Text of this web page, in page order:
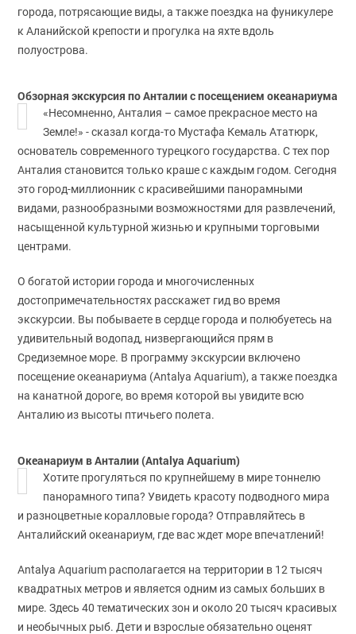
города, потрясающие виды, а также поездка на фуникулере
к Аланийской крепости и прогулка на яхте вдоль
полуострова.
Обзорная экскурсия по Анталии с посещением океанариума
«Несомненно, Анталия – самое прекрасное место на
Земле!» - сказал когда-то Мустафа Кемаль Ататюрк,
основатель современного турецкого государства. С тех пор
Анталия становится только краше с каждым годом. Сегодня
это город-миллионник с красивейшими панорамными
видами, разнообразными возможностями для развлечений,
насыщенной культурной жизнью и крупными торговыми
центрами.
О богатой истории города и многочисленных
достопримечательностях расскажет гид во время
экскурсии. Вы побываете в сердце города и полюбуетесь на
удивительный водопад, низвергающийся прям в
Средиземное море. В программу экскурсии включено
посещение океанариума (Antalya Aquarium), а также поездка
на канатной дороге, во время которой вы увидите всю
Анталию из высоты птичьего полета.
Океанариум в Анталии (Antalya Aquarium)
Хотите прогуляться по крупнейшему в мире тоннелю
панорамного типа? Увидеть красоту подводного мира
и разноцветные коралловые города? Отправляйтесь в
Анталийский океанариум, где вас ждет море впечатлений!
Antalya Aquarium располагается на территории в 12 тысяч
квадратных метров и является одним из самых больших в
мире. Здесь 40 тематических зон и около 20 тысяч красивых
и необычных рыб. Дети и взрослые обязательно оценят